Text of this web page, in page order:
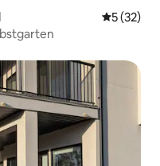
5 (32)